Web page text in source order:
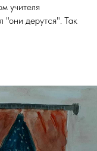
учителя
"они дерутся". Так